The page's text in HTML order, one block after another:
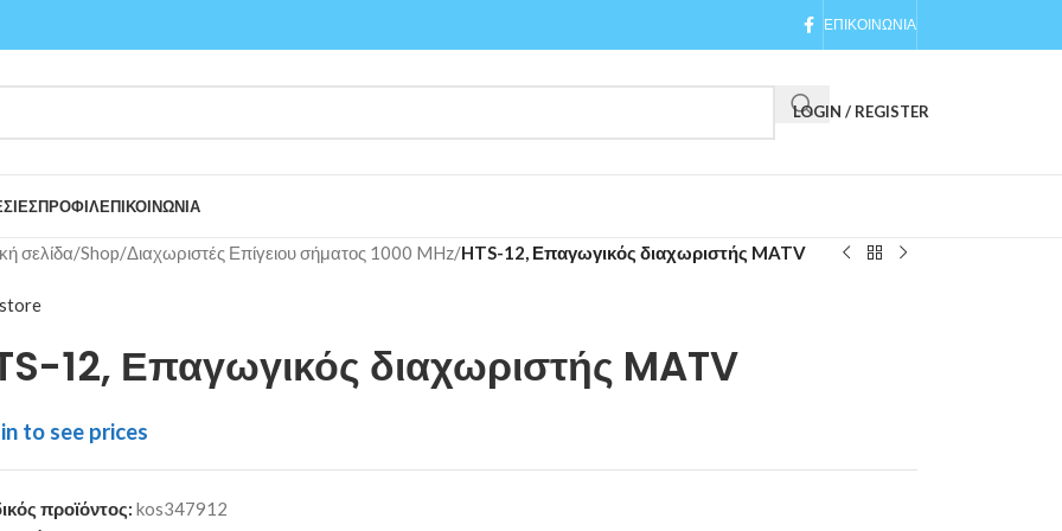
ΕΠΙΚΟΙΝΩΝΙΑ
LOGIN / REGISTER
ΠΡΟΦΙΛΕΠΙΚΟΙΝΩΝΙΑ
σελίδα/Shop/Διαχωριστές Επίγειου σήματος 1000 MHz/HTS-12, Επαγωγικός διαχωριστής MATV
12, Επαγωγικός διαχωριστής MATV
to see prices
προϊόντος:kos347912